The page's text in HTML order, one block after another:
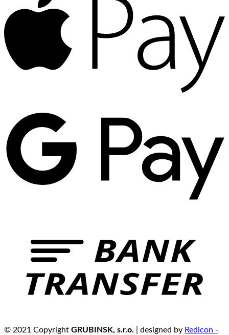
© 2021 Copyright GRUBINSK, s.r.o. | designed by Redicon -